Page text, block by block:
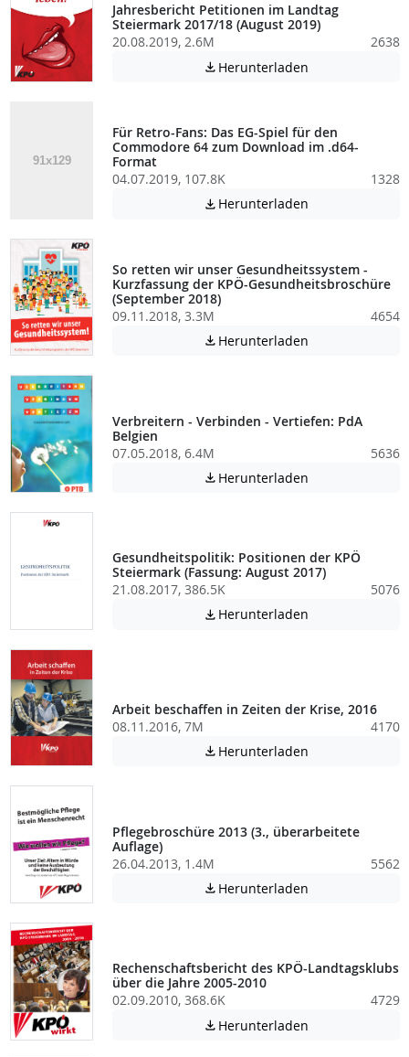
Jahresbericht Petitionen im Landtag
Steiermark 2017/18 (August 2019)
20.08.2019, 2.6M
2638
 Herunterladen
Für Retro-Fans: Das EG-Spiel für den
Commodore 64 zum Download im .d64-
Format
04.07.2019, 107.8K
1328
 Herunterladen
So retten wir unser Gesundheitssystem -
Kurzfassung der KPÖ-Gesundheitsbroschüre
(September 2018)
09.11.2018, 3.3M
4654
 Herunterladen
Verbreitern - Verbinden - Vertiefen: PdA
Belgien
07.05.2018, 6.4M
5636
 Herunterladen
Gesundheitspolitik: Positionen der KPÖ
Steiermark (Fassung: August 2017)
21.08.2017, 386.5K
5076
 Herunterladen
Arbeit beschaffen in Zeiten der Krise, 2016
08.11.2016, 7M
4170
 Herunterladen
Pflegebroschüre 2013 (3., überarbeitete
Auflage)
26.04.2013, 1.4M
5562
 Herunterladen
Rechenschaftsbericht des KPÖ-Landtagsklubs
über die Jahre 2005-2010
02.09.2010, 368.6K
4729
 Herunterladen